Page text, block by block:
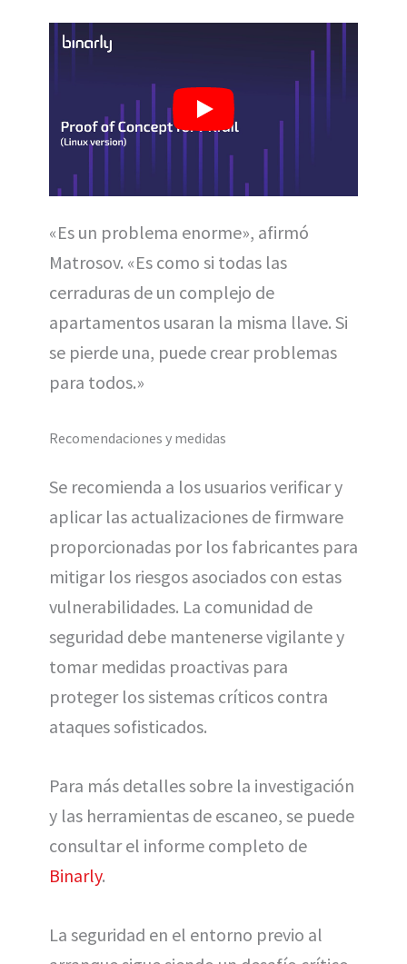
«Es un problema enorme», afirmó
Matrosov. «Es como si todas las
cerraduras de un complejo de
apartamentos usaran la misma llave. Si
se pierde una, puede crear problemas
para todos.»
Recomendaciones y medidas
Se recomienda a los usuarios verificar y
aplicar las actualizaciones de firmware
proporcionadas por los fabricantes para
mitigar los riesgos asociados con estas
vulnerabilidades. La comunidad de
seguridad debe mantenerse vigilante y
tomar medidas proactivas para
proteger los sistemas críticos contra
ataques sofisticados.
Para más detalles sobre la investigación
y las herramientas de escaneo, se puede
consultar el informe completo de
Binarly.
La seguridad en el entorno previo al